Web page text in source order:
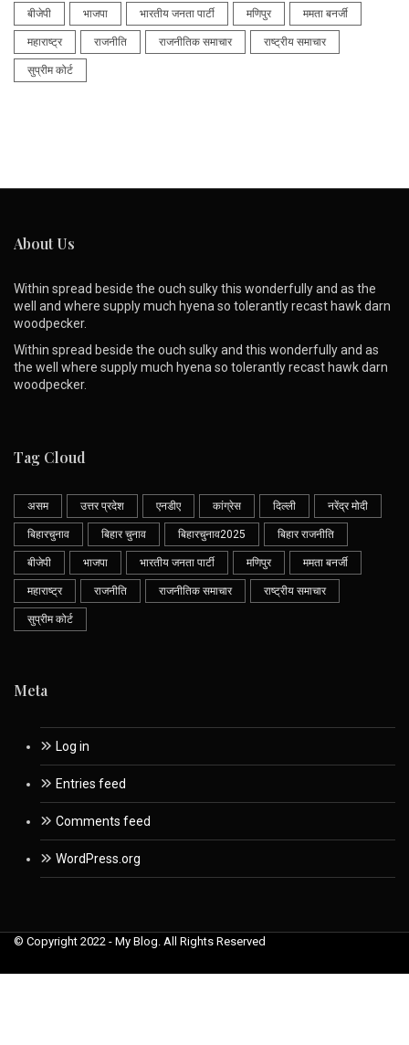
बीजेपी भाजपा भारतीय जनता पार्टी मणिपुर ममता बनर्जी
महाराष्ट्र राजनीति राजनीतिक समाचार राष्ट्रीय समाचार
सुप्रीम कोर्ट
About Us
Within spread beside the ouch sulky this wonderfully and as the
well and where supply much hyena so tolerantly recast hawk darn
woodpecker.
Within spread beside the ouch sulky and this wonderfully and as
the well where supply much hyena so tolerantly recast hawk darn
woodpecker.
Tag Cloud
असम उत्तर प्रदेश एनडीए कांग्रेस दिल्ली नरेंद्र मोदी
बिहारचुनाव बिहार चुनाव बिहारचुनाव2025 बिहार राजनीति
बीजेपी भाजपा भारतीय जनता पार्टी मणिपुर ममता बनर्जी
महाराष्ट्र राजनीति राजनीतिक समाचार राष्ट्रीय समाचार
सुप्रीम कोर्ट
Meta
Log in
Entries feed
Comments feed
WordPress.org
© Copyright 2022 - My Blog. All Rights Reserved